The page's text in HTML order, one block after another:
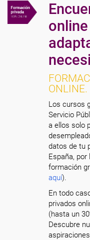
ONLINE.
Los cursos
Servicio
a ellos solo
datos de tu
España,
formación
aquí).
En todo
privados
(hasta un
Descubre